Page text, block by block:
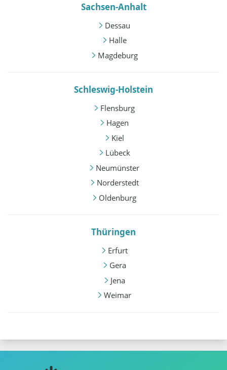
Sachsen-Anhalt
Dessau
Halle
Magdeburg
Schleswig-Holstein
Flensburg
Hagen
Kiel
Lübeck
Neumünster
Norderstedt
Oldenburg
Thüringen
Erfurt
Gera
Jena
Weimar